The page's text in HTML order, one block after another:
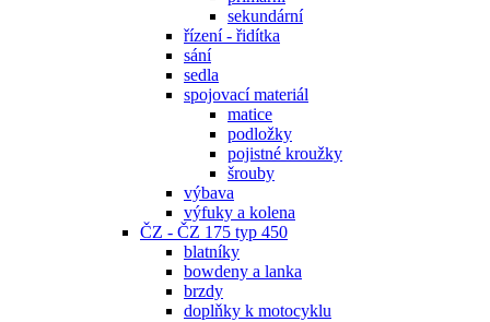
sekundární
řízení - řidítka
sání
sedla
spojovací materiál
matice
podložky
pojistné kroužky
šrouby
výbava
výfuky a kolena
ČZ - ČZ 175 typ 450
blatníky
bowdeny a lanka
brzdy
doplňky k motocyklu